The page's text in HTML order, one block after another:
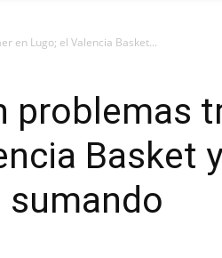
en Lugo; el Valencia Basket...
problemas
Basket y
sumando